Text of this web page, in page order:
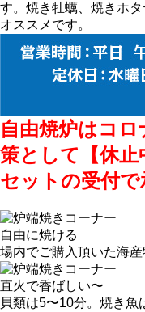
す。焼き牡蠣、焼きホ
オススメです。
自由焼炉はコ
策として【休止
セットの受付で
自由に焼ける
場内でご購入頂いた海
直火で香ばしい〜
貝類は5〜10分。焼き魚